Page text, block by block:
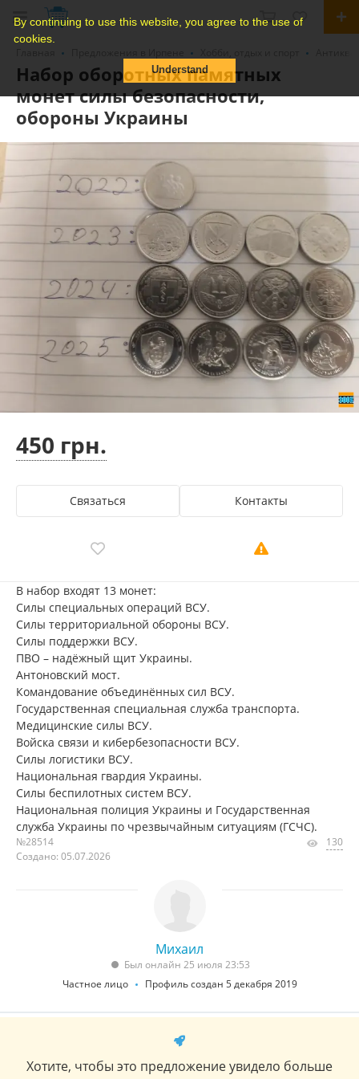
By continuing to use this website, you agree to the use of
cookies.
Understand
Набор оборотных памятных
монет силы безопасности,
обороны Украины
450 грн.
Связаться Контакты
В набор входят 13 монет:
Силы специальных операций ВСУ.
Силы территориальной обороны ВСУ.
Силы поддержки ВСУ.
ПВО – надёжный щит Украины.
Антоновский мост.
Командование объединённых сил ВСУ.
Государственная специальная служба транспорта.
Медицинские силы ВСУ.
Войска связи и кибербезопасности ВСУ.
Силы логистики ВСУ.
Национальная гвардия Украины.
Силы беспилотных систем ВСУ.
Национальная полиция Украины и Государственная
служба Украины по чрезвычайным ситуациям (ГСЧС).
№28514
Создано: 05.07.2026
130
Михаил
Был онлайн 25 июля 23:53
Частное лицо
Профиль создан 5 декабря 2019
Хотите, чтобы это предложение увидело больше